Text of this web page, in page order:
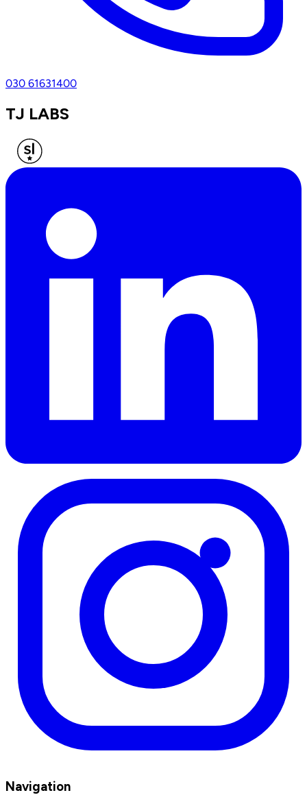
030 61631400
TJ LABS
Navigation